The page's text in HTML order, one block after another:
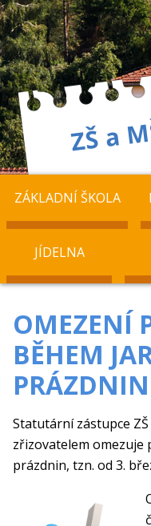
ZÁKLADNÍ ŠKOLA
JÍDELNA
OMEZENÍ
BĚHEM
PRÁZDNIN
Statutární zástupce
zřizovatelem omezuje
prázdnin, tzn. od 3.